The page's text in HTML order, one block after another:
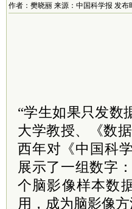
作者：樊晓丽 来源：中国科学报 发布
“学生如果只发数
大学教授、《数
西年对《中国科
展示了一组数字
个脑影像样本数
用，成为脑影像